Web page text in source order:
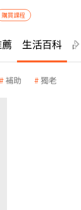
購買課程
生活百科
補助 獨老